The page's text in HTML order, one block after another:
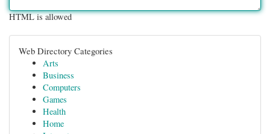
HTML is allowed
Web Directory Categories
Arts
Business
Computers
Games
Health
Home